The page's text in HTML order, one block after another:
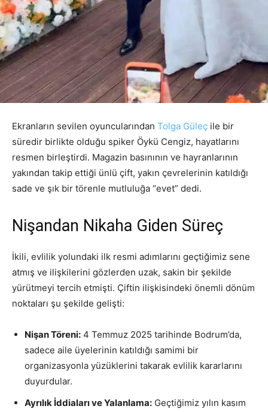
Ekranların sevilen oyuncularından Tolga Güleç ile bir
süredir birlikte olduğu spiker Öykü Cengiz, hayatlarını
resmen birleştirdi. Magazin basınının ve hayranlarının
yakından takip ettiği ünlü çift, yakın çevrelerinin katıldığı
sade ve şık bir törenle mutluluğa “evet” dedi.
Nişandan Nikaha Giden Süreç
İkili, evlilik yolundaki ilk resmi adımlarını geçtiğimiz sene
atmış ve ilişkilerini gözlerden uzak, sakin bir şekilde
yürütmeyi tercih etmişti. Çiftin ilişkisindeki önemli dönüm
noktaları şu şekilde gelişti:
Nişan Töreni: 4 Temmuz 2025 tarihinde Bodrum’da,
sadece aile üyelerinin katıldığı samimi bir
organizasyonla yüzüklerini takarak evlilik kararlarını
duyurdular.
Ayrılık İddiaları ve Yalanlama: Geçtiğimiz yılın kasım